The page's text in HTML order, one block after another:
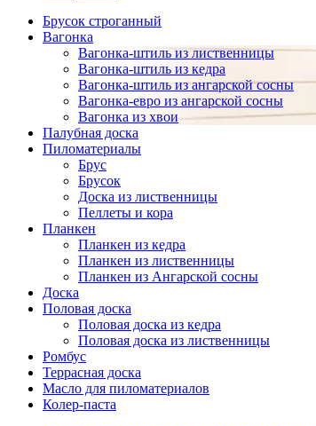
Брусок строганный
Вагонка
Вагонка-штиль из лиственницы
Вагонка-штиль из кедра
Вагонка-штиль из ангарской сосны
Вагонка-евро из ангарской сосны
Вагонка из хвои
Палубная доска
Пиломатериалы
Брус
Брусок
Доска из лиственницы
Пеллеты и кора
Планкен
Планкен из кедра
Планкен из лиственницы
Планкен из Ангарской сосны
Доска
Половая доска
Половая доска из кедра
Половая доска из лиственницы
Ромбус
Террасная доска
Масло для пиломатериалов
Колер-паста